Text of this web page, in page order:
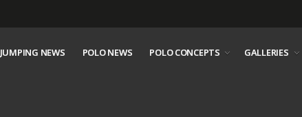
JUMPING NEWS POLO NEWS POLO CONCEPTS GALLERIES